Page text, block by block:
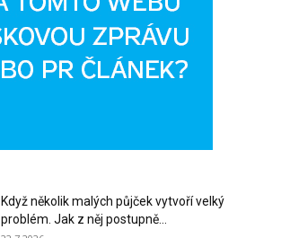
Když několik malých půjček vytvoří velký
problém. Jak z něj postupně...